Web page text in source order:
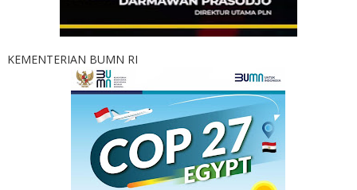
KEMENTERIAN BUMN RI